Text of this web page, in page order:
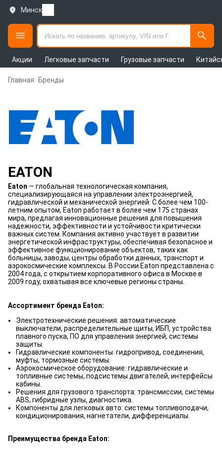
Минск
Акции Легковые запчасти Грузовые запчасти
Главная Бренды
EATON
Eaton — глобальная технологическая компания,
специализирующаяся на управлении электроэнергией,
гидравлической и механической энергией. С более чем 100-
летним опытом, Eaton работает в более чем 175 странах
мира, предлагая инновационные решения для повышения
надежности, эффективности и устойчивости критически
важных систем. Компания активно участвует в развитии
энергетической инфраструктуры, обеспечивая безопасное и
эффективное функционирование объектов, таких как
больницы, заводы, центры обработки данных, транспорт и
аэрокосмические комплексы. В России Eaton представлена с
2004 года, с открытием корпоративного офиса в Москве в
2009 году, охватывая все ключевые регионы страны.
Ассортимент бренда Eaton:
Электротехнические решения: автоматические
выключатели, распределительные щиты, ИБП, устройства
плавного пуска, ПО для управления энергией, системы
защиты.
Гидравлические компоненты: гидропривод, соединения,
муфты, тормозные системы.
Аэрокосмическое оборудование: гидравлические и
топливные системы, подсистемы двигателей, интерфейсы
кабины.
Решения для грузового транспорта: трансмиссии, системы
ABS, гибридные узлы, диагностика.
Компоненты для легковых авто: системы топливоподачи,
кондиционирования, нагнетатели, дифференциалы.
Преимущества бренда Eaton: